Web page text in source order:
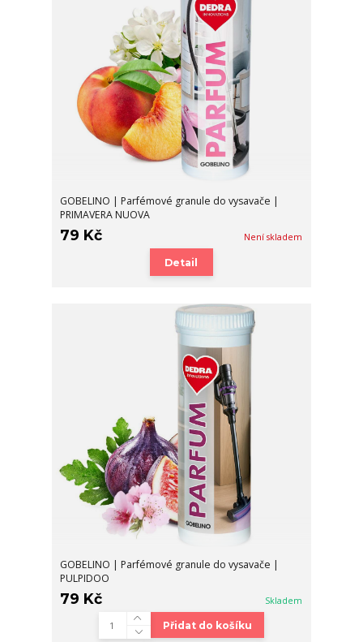
GOBELINO | Parfémové granule do vysavače |
PRIMAVERA NUOVA
79 Kč Není skladem
Detail
GOBELINO | Parfémové granule do vysavače |
PULPIDOO
79 Kč Skladem
Přidat do košíku